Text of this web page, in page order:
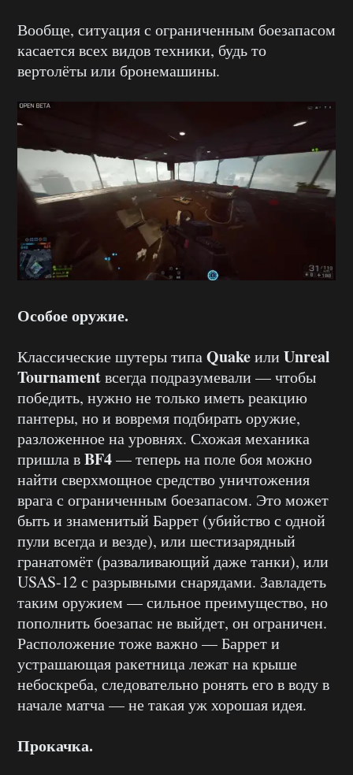
Вообще, ситуация с ограниченным боезапасом
касается всех видов техники, будь то
вертолёты или бронемашины.
Особое оружие.
Классические шутеры типаQuakeили Unreal
Tournamentвсегда подразумевали — чтобы
победить, нужно не только иметь реакцию
пантеры, но и вовремя подбирать оружие,
разложенное на уровнях. Схожая механика
пришла вBF4— теперь на поле боя можно
найти сверхмощное средство уничтожения
врага с ограниченным боезапасом. Это может
быть и знаменитый Баррет (убийство с одной
пули всегда и везде), или шестизарядный
гранатомёт (разваливающий даже танки), или
USAS-12 с разрывными снарядами. Завладеть
таким оружием — сильное преимущество, но
пополнить боезапас не выйдет, он ограничен.
Расположение тоже важно — Баррет и
устрашающая ракетница лежат на крыше
небоскреба, следовательно ронять его в воду в
начале матча — не такая уж хорошая идея.
Прокачка.